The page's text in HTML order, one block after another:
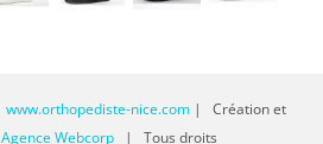
www.orthopediste-nice.com| Création et
Agence Webcorp| Tous droits